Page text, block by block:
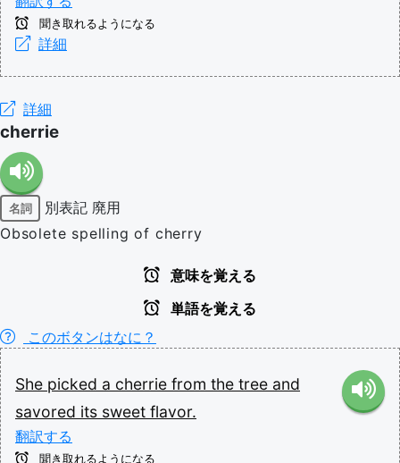
聞き取れるようになる
詳細
詳細
cherrie
名詞 別表記 廃用
Obsolete spelling of cherry
意味を覚える
単語を覚える
このボタンはなに？
She picked a cherrie from the tree and
savored its sweet flavor.
翻訳する
聞き取れるようになる